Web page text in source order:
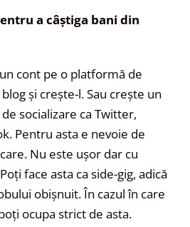
a câștiga bani din
cont pe o platformă de
și crește-l. Sau crește un
socializare ca Twitter,
Pentru asta e nevoie de
Nu este ușor dar cu
face asta ca side-gig, adică
obișnuit. În cazul în care
ocupa strict de asta.